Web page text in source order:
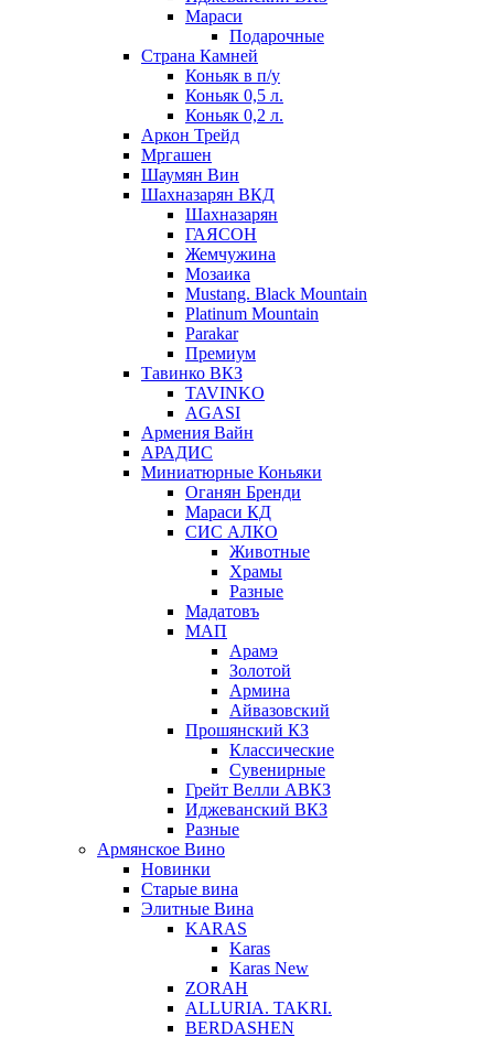
Мараси
Подарочные
Страна Камней
Коньяк в п/у
Коньяк 0,5 л.
Коньяк 0,2 л.
Аркон Трейд
Мргашен
Шаумян Вин
Шахназарян ВКД
Шахназарян
ГАЯСОН
Жемчужина
Мозаика
Mustang. Black Mountain
Platinum Mountain
Parakar
Премиум
Тавинко ВКЗ
TAVINKO
AGASI
Армения Вайн
АРАДИС
Миниатюрные Коньяки
Оганян Бренди
Мараси КД
СИС АЛКО
Животные
Храмы
Разные
Мадатовъ
МАП
Арамэ
Золотой
Армина
Айвазовский
Прошянский КЗ
Классические
Сувенирные
Грейт Велли АВКЗ
Иджеванский ВКЗ
Разные
Армянское Вино
Новинки
Старые вина
Элитные Вина
KARAS
Karas
Karas New
ZORAH
ALLURIA. TAKRI.
BERDASHEN